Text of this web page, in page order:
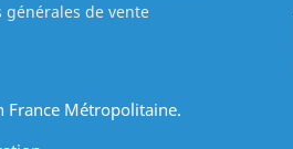
générales de vente
France Métropolitaine.